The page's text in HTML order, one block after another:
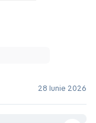
28 Iunie 2026